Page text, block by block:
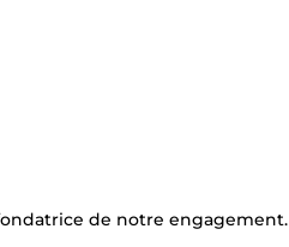
de notre engagement.